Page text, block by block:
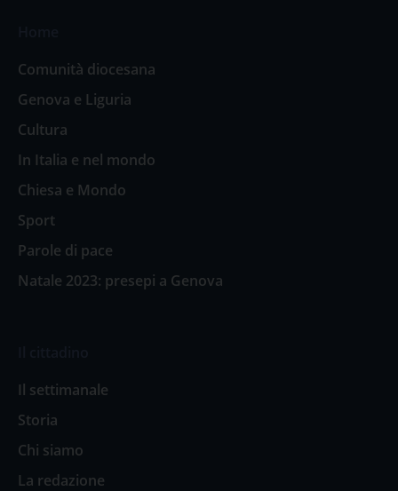
Comunità diocesana
Genova e Liguria
Cultura
In Italia e nel mondo
Chiesa e Mondo
Sport
Parole di pace
Natale 2023: presepi a Genova
Il settimanale
Storia
Chi siamo
La redazione